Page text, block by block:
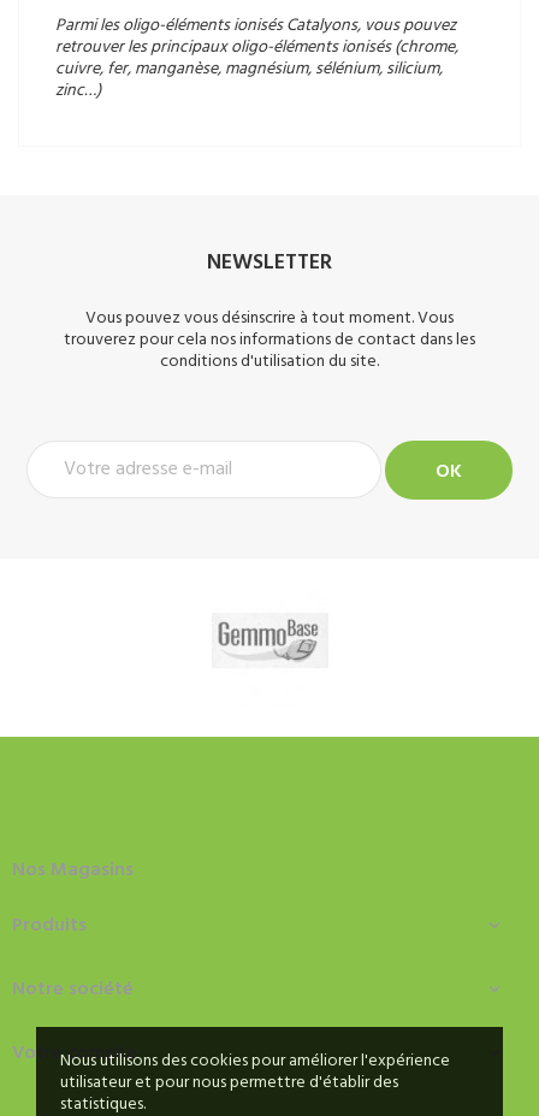
Nous utilisons des cookies pour améliorer l'expérience
utilisateur et pour nous permettre d'établir des
statistiques.
Parmi les oligo-éléments ionisés Catalyons, vous pouvez
retrouver les principaux oligo-éléments ionisés (chrome,
cuivre, fer, manganèse, magnésium, sélénium, silicium,
zinc…)
PHOSFHORE 19,90 €
NEWSLETTER
Vous pouvez vous désinscrire à tout moment. Vous
trouverez pour cela nos informations de contact dans les
conditions d'utilisation du site.
Nos Magasins
Produits

Notre société 
Votre compte